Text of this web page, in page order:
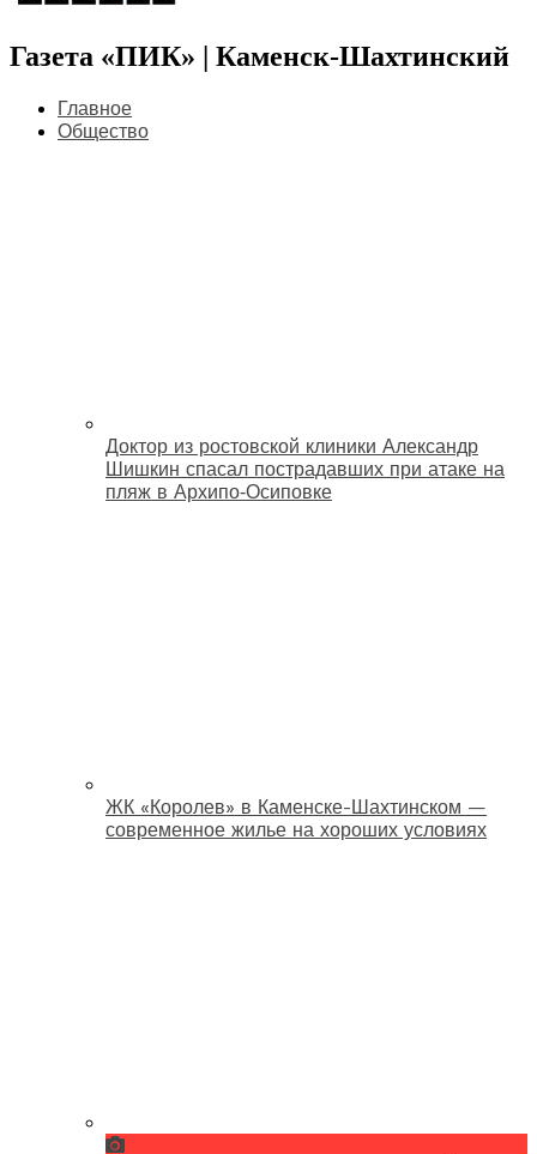
Газета «ПИК» | Каменск-Шахтинский
Главное
Общество
Доктор из ростовской клиники Александр
Шишкин спасал пострадавших при атаке на
пляж в Архипо‑Осиповке
ЖК «Королев» в Каменске-Шахтинском —
современное жилье на хороших условиях